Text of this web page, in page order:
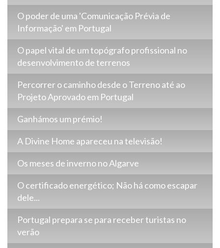
O poder de uma 'Comunicação Prévia de
Informação' em Portugal
O papel vital de um topógrafo profissional no
desenvolvimento de terrenos
Percorrer o caminho desde o Terreno até ao
Projeto Aprovado em Portugal
Ganhámos um prémio!
A Divine Home apareceu na televisão!
Os meses de inverno no Algarve
O certificado energético; Não há como escapar
dele...
Portugal prepara se para receber turistas no
verão